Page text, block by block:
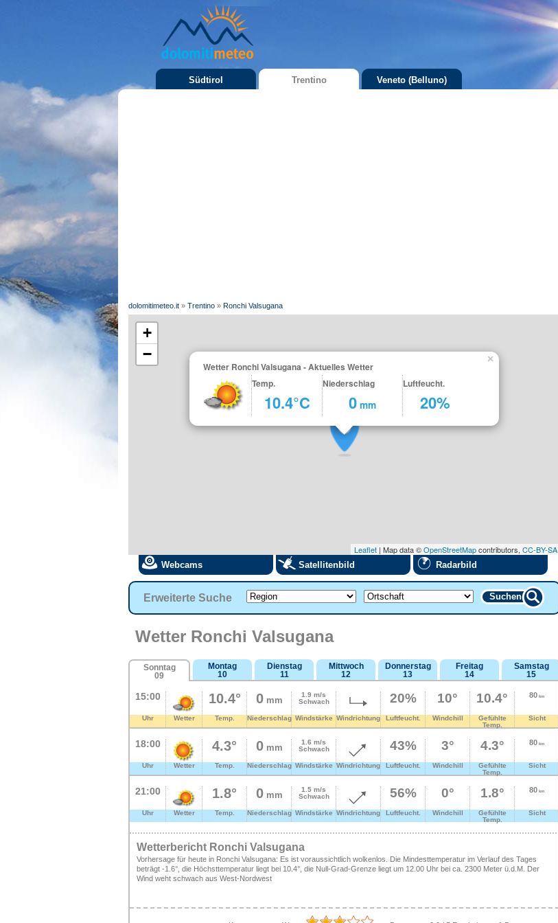
Südtirol Trentino Veneto (Belluno)
dolomitimeteo.it » Trentino » Ronchi Valsugana
Wetter Ronchi Valsugana - Aktuelles Wetter
Temp.
Niederschlag Luftfeucht.
10.4°C 0 mm 20%
×
+
−
Leaflet | Map data ©OpenStreetMapcontributors, CC-BY-SA
Webcams Satellitenbild Radarbild
Erweiterte Suche Suchen
Wetter Ronchi Valsugana
Sonntag
09
Montag
10
Dienstag
11
Mittwoch
12
Donnerstag
13
Freitag
14
Samstag
15
15:00
Uhr Wetter
10.4°
Temp.
0mm
Niederschlag
1.9 m/s
Schwach
Windstärke Windrichtung
20%
Luftfeucht.
10°
Windchill
10.4°
Gefühlte
Temp.
80 km
Sicht
18:00
Uhr Wetter
4.3°
Temp.
0mm
Niederschlag
1.6 m/s
Schwach
Windstärke Windrichtung
43%
Luftfeucht.
3°
Windchill
4.3°
Gefühlte
Temp.
80 km
Sicht
21:00
Uhr Wetter
1.8°
Temp.
0mm
Niederschlag
1.5 m/s
Schwach
Windstärke Windrichtung
56%
Luftfeucht.
0°
Windchill
1.8°
Gefühlte
Temp.
80 km
Sicht
Wetterbericht Ronchi Valsugana
Vorhersage für heute in Ronchi Valsugana: Es ist voraussichtlich wolkenlos. Die Mindesttemperatur im Verlauf des Tages
beträgt -1.6°, die Höchsttemperatur liegt bei 10.4°, die Null-Grad-Grenze liegt um 12.00 Uhr bei ca. 2300 Meter ü.d.M. Der
Wind weht schwach aus West-Nordwest